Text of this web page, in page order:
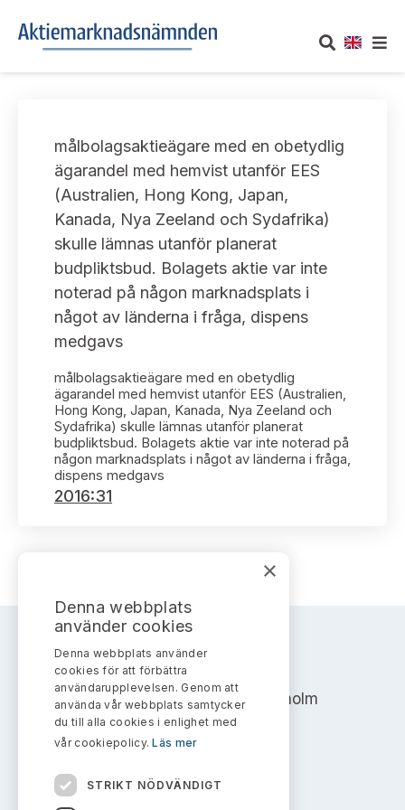
Om oss
Vårt uppdrag
Informationsgivning
Arbetssätt och jävsfrågor
Stadgar
Arbetsordning
Ledamöter
Huvudmän
UTTALANDEN
Om nämndens uttalanden
Framställningar och konsultation
Uttalanden sorterade efter publiceringsdatum
Samtliga uttalanden sorterade årsvis
Uttalanden sorterade ämnesvis
Sök uttalanden
Avgifter
TAKEOVER-REGLER
Takeover-regler för reglerade marknader och vissa
handelsplattformar
AKTUELLT
Nyheter och pressmeddelanden
Bildarkiv
KONTAKT
Kontakt angående ansökningar och uttalanden
Kontakt administrativa ärenden
målbolagsaktieägare med en obetydlig
ägarandel med hemvist utanför EES
(Australien, Hong Kong, Japan,
Kanada, Nya Zeeland och Sydafrika)
skulle lämnas utanför planerat
budpliktsbud. Bolagets aktie var inte
noterad på någon marknadsplats i
något av länderna i fråga, dispens
medgavs
målbolagsaktieägare med en obetydlig
ägarandel med hemvist utanför EES (Australien,
Hong Kong, Japan, Kanada, Nya Zeeland och
Sydafrika) skulle lämnas utanför planerat
budpliktsbud. Bolagets aktie var inte noterad på
någon marknadsplats i något av länderna i fråga,
dispens medgavs
2016:31
AKTIEMARKNADSNÄMNDEN
Address: Box 7354, 103 90 Stockholm
info@aktiemarknadsnamnden.se
Om innehållet
×
Denna webbplats
använder cookies
Denna webbplats använder
cookies för att förbättra
användarupplevelsen. Genom att
använda vår webbplats samtycker
du till alla cookies i enlighet med
vår cookiepolicy.Läs mer
STRIKT NÖDVÄNDIGT